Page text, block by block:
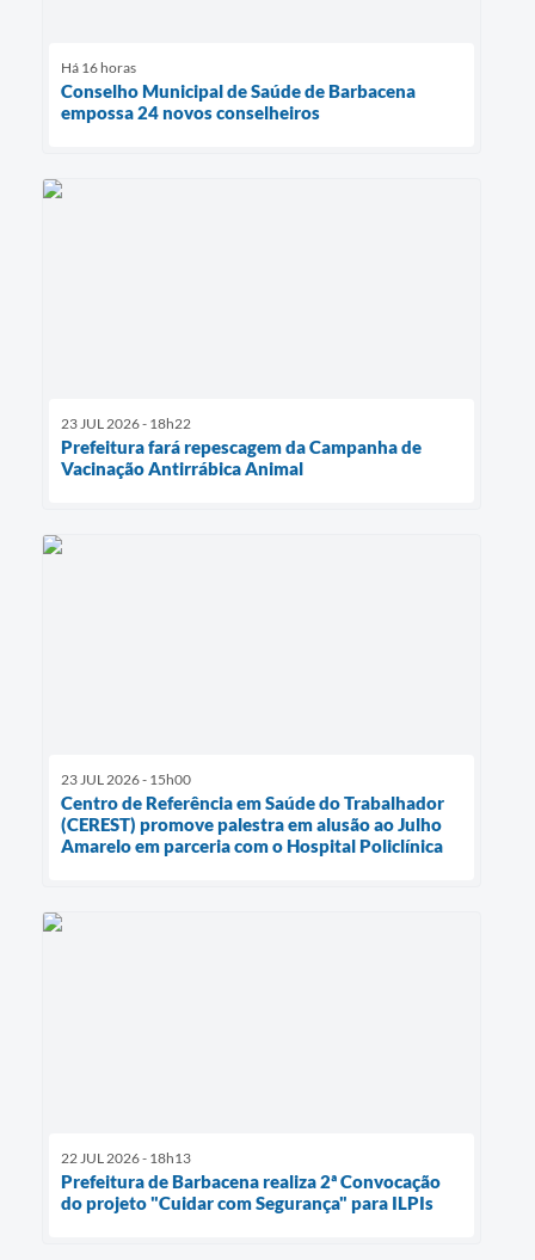
Há 16 horas
Conselho Municipal de Saúde de Barbacena
empossa 24 novos conselheiros
23 JUL 2026 - 18h22
Prefeitura fará repescagem da Campanha de
Vacinação Antirrábica Animal
23 JUL 2026 - 15h00
Centro de Referência em Saúde do Trabalhador
(CEREST) promove palestra em alusão ao Julho
Amarelo em parceria com o Hospital Policlínica
22 JUL 2026 - 18h13
Prefeitura de Barbacena realiza 2ª Convocação
do projeto "Cuidar com Segurança" para ILPIs